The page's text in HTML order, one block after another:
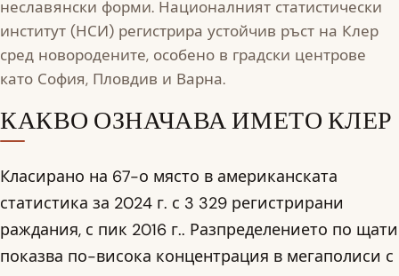
неславянски форми. Националният статистически
институт (НСИ) регистрира устойчив ръст на Клер
сред новородените, особено в градски центрове
като София, Пловдив и Варна.
КАКВО ОЗНАЧАВА ИМЕТО КЛЕР
Класирано на 67-о място в американската
статистика за 2024 г. с 3 329 регистрирани
раждания, с пик 2016 г.. Разпределението по щати
показва по-висока концентрация в мегаполиси с